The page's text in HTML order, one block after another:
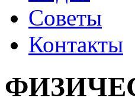
Советы
Контакты